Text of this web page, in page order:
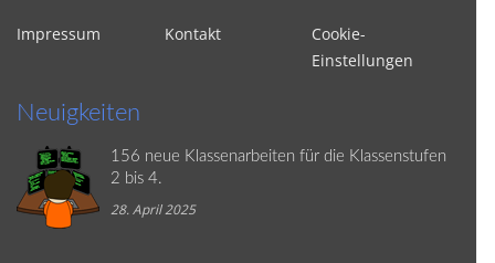
Impressum Kontakt
Cookie-
Einstellungen
Neuigkeiten
156 neue Klassenarbeiten für die Klassenstufen
2 bis 4.
28. April 2025